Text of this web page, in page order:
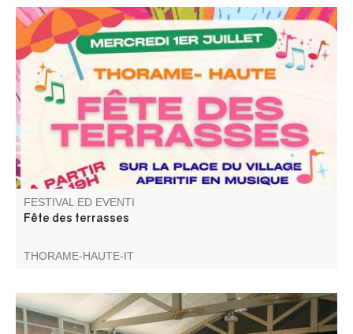
Fête des terrasses avec assiette de bistrot le soir et
musique baleti avec les Gredins des Alpes.
FESTIVAL ED EVENTI
Fête des terrasses
THORAME-HAUTE-IT
Fiera del libro con una vasta gamma di autori. Incontri,